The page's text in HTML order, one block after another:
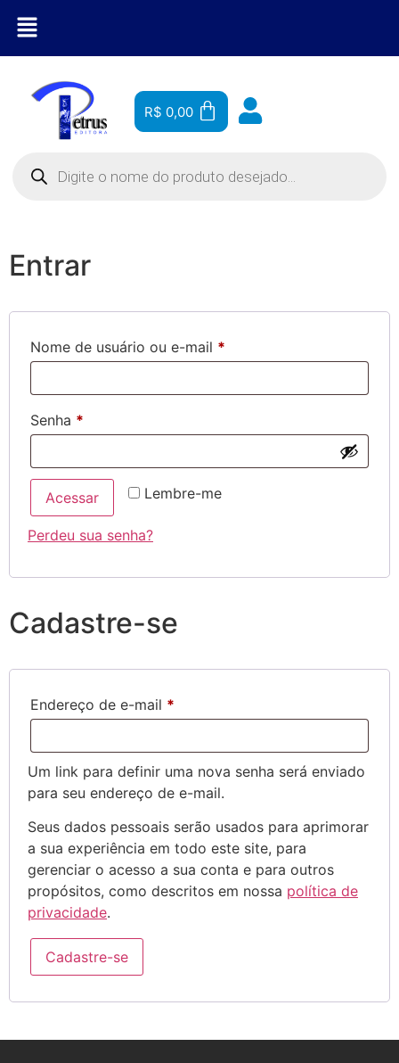
R$ 0,00
Entrar
Nome de usuário ou e-mail *
Senha *
Lembre-me
Acessar
Perdeu sua senha?
Cadastre-se
Endereço de e-mail *
Um link para definir uma nova senha será enviado
para seu endereço de e-mail.
Seus dados pessoais serão usados para aprimorar
a sua experiência em todo este site, para
gerenciar o acesso a sua conta e para outros
propósitos, como descritos em nossa política de
privacidade.
Cadastre-se